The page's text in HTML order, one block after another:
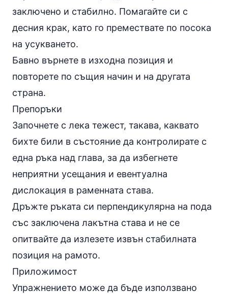
заключено и стабилно. Помагайте си с
десния крак, като го премествате по посока
на усукването.
Бавно върнете в изходна позиция и
повторете по същия начин и на другата
страна.
Препоръки
Започнете с лека тежест, такава, каквато
бихте били в състояние да контролирате с
една ръка над глава, за да избегнете
неприятни усещания и евентуална
дислокация в раменната става.
Дръжте ръката си перпендикулярна на пода
със заключена лакътна става и не се
опитвайте да излезете извън стабилната
позиция на рамото.
Приложимост
Упражнението може да бъде използвано